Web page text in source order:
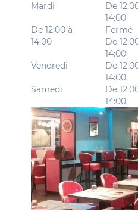
Mardi
De
14:00
De 12:00 à
14:00
Fermé
De
14:00
Vendredi
De
14:00
Samedi
De
14:00